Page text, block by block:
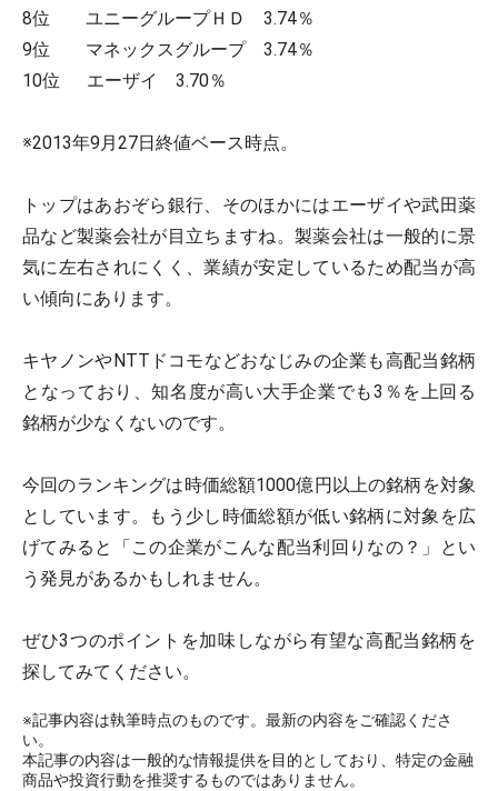
8位 ユニーグループＨＤ 3.74％
9位 マネックスグループ 3.74％
10位 エーザイ 3.70％
※2013年9月27日終値ベース時点。
トップはあおぞら銀行、そのほかにはエーザイや武田薬
品など製薬会社が目立ちますね。製薬会社は一般的に景
気に左右されにくく、業績が安定しているため配当が高
い傾向にあります。
キヤノンやNTTドコモなどおなじみの企業も高配当銘柄
となっており、知名度が高い大手企業でも3％を上回る
銘柄が少なくないのです。
今回のランキングは時価総額1000億円以上の銘柄を対象
としています。もう少し時価総額が低い銘柄に対象を広
げてみると「この企業がこんな配当利回りなの？」とい
う発見があるかもしれません。
ぜひ3つのポイントを加味しながら有望な高配当銘柄を
探してみてください。
※記事内容は執筆時点のものです。最新の内容をご確認くださ
い。
本記事の内容は一般的な情報提供を目的としており、特定の金融
商品や投資行動を推奨するものではありません。